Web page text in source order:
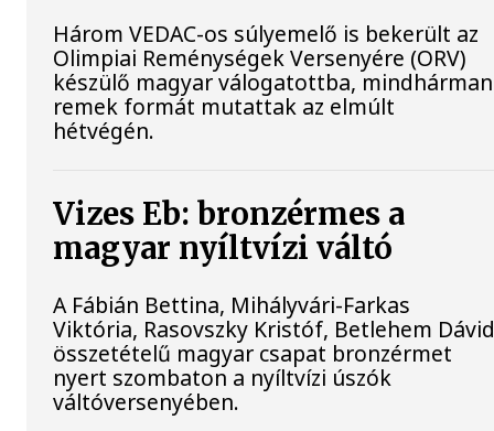
Három VEDAC-os súlyemelő is bekerült az
Olimpiai Reménységek Versenyére (ORV)
készülő magyar válogatottba, mindhárman
remek formát mutattak az elmúlt
hétvégén.
Vizes Eb: bronzérmes a
magyar nyíltvízi váltó
A Fábián Bettina, Mihályvári-Farkas
Viktória, Rasovszky Kristóf, Betlehem
összetételű magyar csapat bronzérmet
nyert szombaton a nyíltvízi úszók
váltóversenyében.